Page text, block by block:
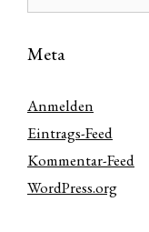
Meta
Anmelden
Eintrags-Feed
Kommentar-Feed
WordPress.org